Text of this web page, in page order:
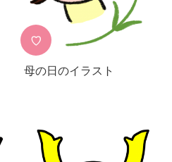
♡
母の日のイラスト